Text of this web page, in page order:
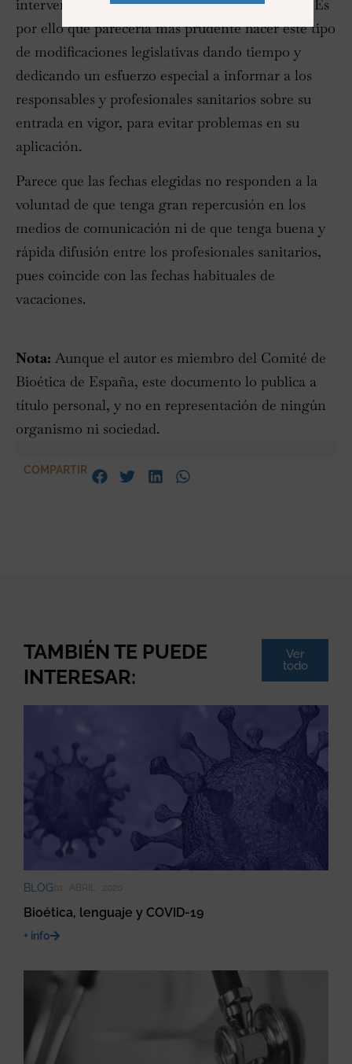
intervenciones quirúrgicas en paciente jóvenes. Es
por ello que parecería más prudente hacer este tipo
de modificaciones legislativas dando tiempo y
dedicando un esfuerzo especial a informar a los
responsables y profesionales sanitarios sobre su
entrada en vigor, para evitar problemas en su
aplicación.
Parece que las fechas elegidas no responden a la
voluntad de que tenga gran repercusión en los
medios de comunicación ni de que tenga buena y
rápida difusión entre los profesionales sanitarios,
pues coincide con las fechas habituales de
vacaciones.
Nota: Aunque el autor es miembro del Comité de
Bioética de España, este documento lo publica a
título personal, y no en representación de ningún
organismo ni sociedad.
COMPARTIR
TAMBIÉN TE PUEDE
INTERESAR:
Ver
todo
BLOG01 · ABRIL · 2020
Bioética, lenguaje y COVID-19
+ info